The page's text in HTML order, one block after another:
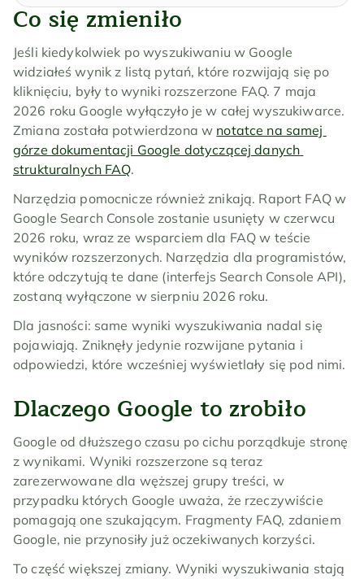
Co się zmieniło
Jeśli kiedykolwiek po wyszukiwaniu w Google
widziałeś wynik z listą pytań, które rozwijają się po
kliknięciu, były to wyniki rozszerzone FAQ. 7 maja
2026 roku Google wyłączyło je w całej wyszukiwarce.
Zmiana została potwierdzona w notatce na samej
górze dokumentacji Google dotyczącej danych
strukturalnych FAQ.
Narzędzia pomocnicze również znikają. Raport FAQ w
Google Search Console zostanie usunięty w czerwcu
2026 roku, wraz ze wsparciem dla FAQ w teście
wyników rozszerzonych. Narzędzia dla programistów,
które odczytują te dane (interfejs Search Console API),
zostaną wyłączone w sierpniu 2026 roku.
Dla jasności: same wyniki wyszukiwania nadal się
pojawiają. Zniknęły jedynie rozwijane pytania i
odpowiedzi, które wcześniej wyświetlały się pod nimi.
Dlaczego Google to zrobiło
Google od dłuższego czasu po cichu porządkuje stronę
z wynikami. Wyniki rozszerzone są teraz
zarezerwowane dla węższej grupy treści, w
przypadku których Google uważa, że rzeczywiście
pomagają one szukającym. Fragmenty FAQ, zdaniem
Google, nie przynosiły już oczekiwanych korzyści.
To część większej zmiany. Wyniki wyszukiwania stają